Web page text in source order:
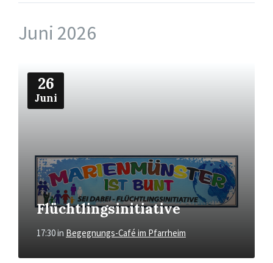
Juni 2026
26
Juni
Flüchtlingsinitiative
17:30in Begegnungs-Café im Pfarrheim